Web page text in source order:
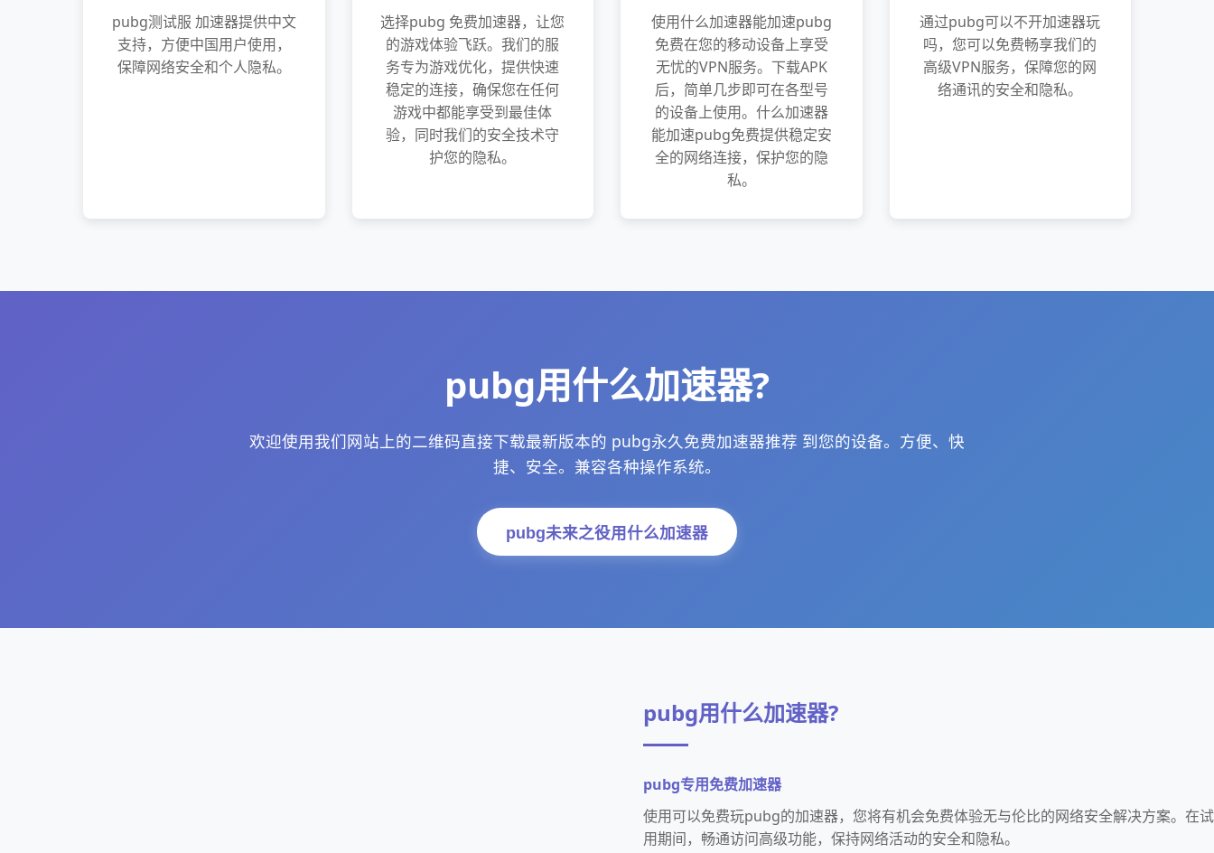
pubg测试服 加速器提供中文
支持，方便中国用户使用，
保障网络安全和个人隐私。
选择pubg 免费加速器，让您
的游戏体验飞跃。我们的服
务专为游戏优化，提供快速
稳定的连接，确保您在任何
游戏中都能享受到最佳体
验，同时我们的安全技术守
护您的隐私。
使用什么加速器能加速pubg
免费在您的移动设备上享受
无忧的VPN服务。下载APK
后，简单几步即可在各型号
的设备上使用。什么加速器
能加速pubg免费提供稳定安
全的网络连接，保护您的隐
私。
通过pubg可以不开加速器玩
吗，您可以免费畅享我们的
高级VPN服务，保障您的网
络通讯的安全和隐私。
pubg用什么加速器?
欢迎使用我们网站上的二维码直接下载最新版本的 pubg永久免费加速器推荐 到您的设备。方便、快
捷、安全。兼容各种操作系统。
pubg未来之役用什么加速器
pubg用什么加速器?
pubg专用免费加速器
使用可以免费玩pubg的加速器，您将有机会免费体验无与伦比的网络安全解决方案。在试
用期间，畅通访问高级功能，保持网络活动的安全和隐私。